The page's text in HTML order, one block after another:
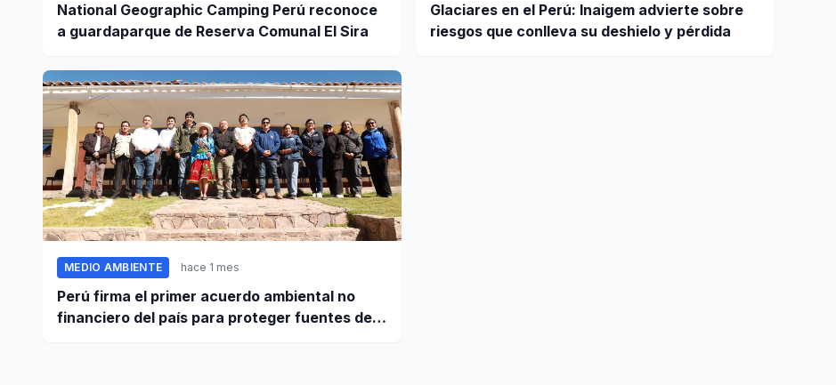
National Geographic Camping Perú reconoce
a guardaparque de Reserva Comunal El Sira
Glaciares en el Perú: Inaigem advierte sobre
riesgos que conlleva su deshielo y pérdida
MEDIO AMBIENTE hace 1 mes
Perú firma el primer acuerdo ambiental no
financiero del país para proteger fuentes de